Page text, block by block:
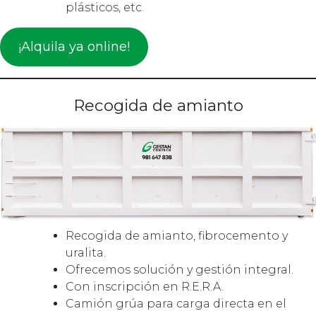
plásticos, etc.
¡Alquila ya online!
Recogida de amianto
Recogida de amianto, fibrocemento y
uralita.
Ofrecemos solución y gestión integral.
Con inscripción en R.E.R.A.
Camión grúa para carga directa en el